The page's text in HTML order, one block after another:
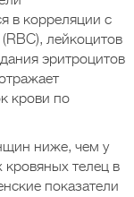
в корреляции с
лейкоцитов
эритроцитов
крови по
ниже, чем у
кровяных телец в
показатели